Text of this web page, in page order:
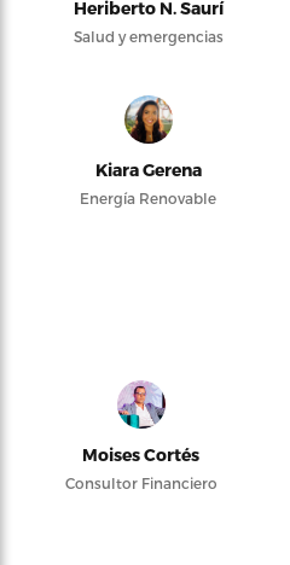
Heriberto N. Saurí
Salud y emergencias
Kiara Gerena
Energía Renovable
Moises Cortés
Consultor Financiero